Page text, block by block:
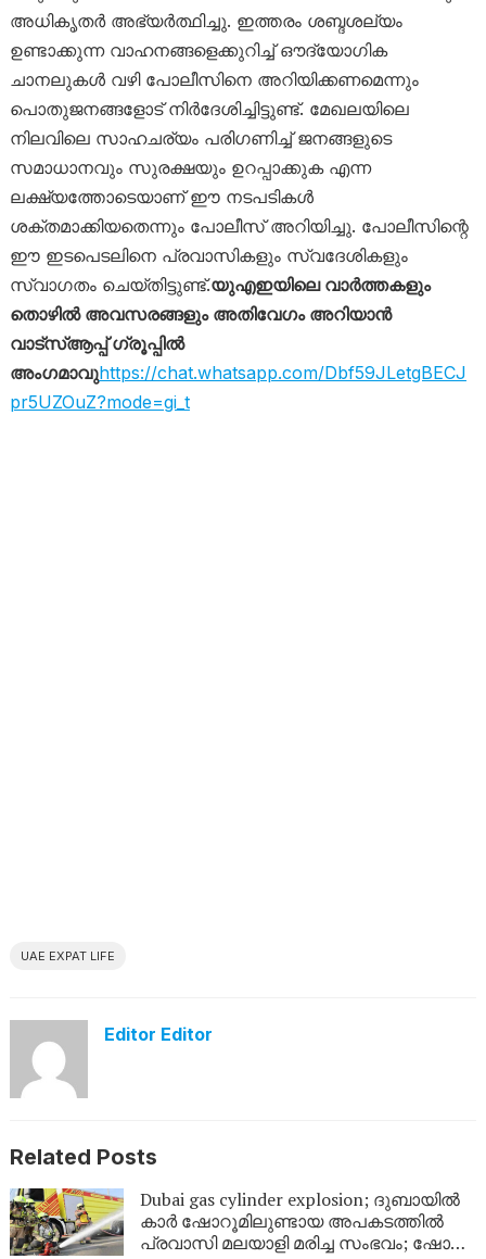
അധികൃതർ അഭ്യർത്ഥിച്ചു. ഇത്തരം ശബ്ദശല്യം
ഉണ്ടാക്കുന്ന വാഹനങ്ങളെക്കുറിച്ച് ഔദ്യോഗിക
ചാനലുകൾ വഴി പോലീസിനെ അറിയിക്കണമെന്നും
പൊതുജനങ്ങളോട് നിർദേശിച്ചിട്ടുണ്ട്. മേഖലയിലെ
നിലവിലെ സാഹചര്യം പരിഗണിച്ച് ജനങ്ങളുടെ
സമാധാനവും സുരക്ഷയും ഉറപ്പാക്കുക എന്ന
ലക്ഷ്യത്തോടെയാണ് ഈ നടപടികൾ
ശക്തമാക്കിയതെന്നും പോലീസ് അറിയിച്ചു. പോലീസിന്റെ
ഈ ഇടപെടലിനെ പ്രവാസികളും സ്വദേശികളും
സ്വാഗതം ചെയ്തിട്ടുണ്ട്.യുഎഇയിലെ വാർത്തകളും
തൊഴിൽ അവസരങ്ങളും അതിവേഗം അറിയാൻ
വാട്സ്ആപ്പ് ഗ്രൂപ്പിൽ
അംഗമാവുhttps://chat.whatsapp.com/Dbf59JLetgBECJ
pr5UZOuZ?mode=gi_t
UAE EXPAT LIFE
Editor Editor
Related Posts
Dubai gas cylinder explosion; ദുബായിൽ
കാർ ഷോറൂമിലുണ്ടായ അപകടത്തിൽ
പ്രവാസി മലയാളി മരിച്ച സംഭവം; ഷോറൂം